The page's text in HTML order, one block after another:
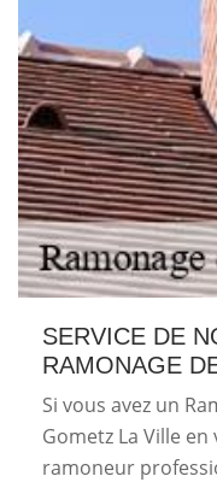
SERVICE DE
RAMONAGE
Si vous avez un
Gometz La Ville
ramoneur